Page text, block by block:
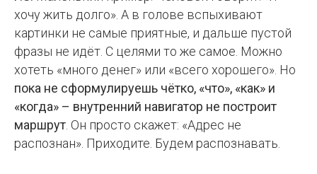
хочу жить долго». А в голове вспыхивают
картинки не самые приятные, и дальше пустой
фразы не идёт. С целями то же самое. Можно
хотеть «много денег» или «всего хорошего». Но
пока не сформулируешь чётко, «что», «как» и
«когда» – внутренний навигатор не построит
маршрут . Он просто скажет: «Адрес не
распознан» . Приходите. Будем распознавать.